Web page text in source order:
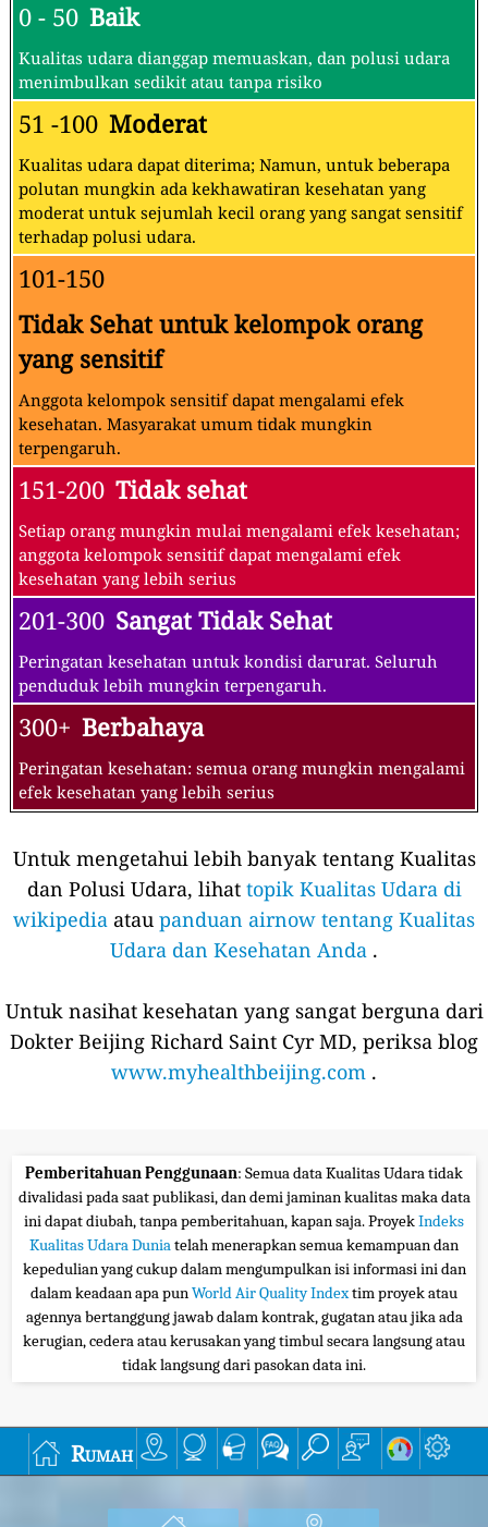
0 - 50 Baik
Kualitas udara dianggap memuaskan, dan polusi udara
menimbulkan sedikit atau tanpa risiko
51 -100 Moderat
Kualitas udara dapat diterima; Namun, untuk beberapa
polutan mungkin ada kekhawatiran kesehatan yang
moderat untuk sejumlah kecil orang yang sangat sensitif
terhadap polusi udara.
101-150
Tidak Sehat untuk kelompok orang
yang sensitif
Anggota kelompok sensitif dapat mengalami efek
kesehatan. Masyarakat umum tidak mungkin
terpengaruh.
151-200 Tidak sehat
Setiap orang mungkin mulai mengalami efek kesehatan;
anggota kelompok sensitif dapat mengalami efek
kesehatan yang lebih serius
201-300 Sangat Tidak Sehat
Peringatan kesehatan untuk kondisi darurat. Seluruh
penduduk lebih mungkin terpengaruh.
300+ Berbahaya
Peringatan kesehatan: semua orang mungkin mengalami
efek kesehatan yang lebih serius
Untuk mengetahui lebih banyak tentang Kualitas
dan Polusi Udara, lihat topik Kualitas Udara di
wikipedia atau panduan airnow tentang Kualitas
Udara dan Kesehatan Anda .
Untuk nasihat kesehatan yang sangat berguna dari
Dokter Beijing Richard Saint Cyr MD, periksa blog
www.myhealthbeijing.com .
Pemberitahuan Penggunaan: Semua data Kualitas Udara tidak
divalidasi pada saat publikasi, dan demi jaminan kualitas maka data
ini dapat diubah, tanpa pemberitahuan, kapan saja. ProyekIndeks
Kualitas Udara Duniatelah menerapkan semua kemampuan dan
kepedulian yang cukup dalam mengumpulkan isi informasi ini dan
dalam keadaan apa punWorld Air Quality Indextim proyek atau
agennya bertanggung jawab dalam kontrak, gugatan atau jika ada
kerugian, cedera atau kerusakan yang timbul secara langsung atau
tidak langsung dari pasokan data ini.
Rumah